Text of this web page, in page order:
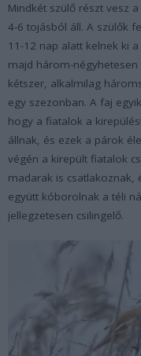
Mindkét szülő részt vesz
4-6 tojásból áll. A szülők
11-12 nap alatt kelnek ki
majd három-
kétszer, alkalmilag
egy szezonban. A faj
hogy a fiatalok a
állnak, és ezek a párok
végén a kirepült fiatalok
madarak is csatlakoznak,
együtt kóborolnak a téli
jellegzetesen csilingelő.